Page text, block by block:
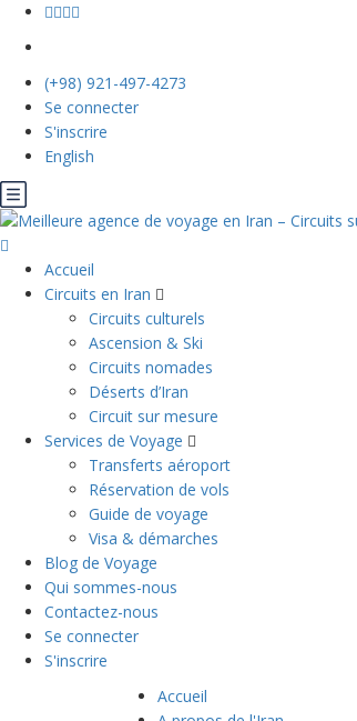
(+98) 921-497-4273
Se connecter
S'inscrire
English
Accueil
Circuits en Iran
Circuits culturels
Ascension & Ski
Circuits nomades
Déserts d’Iran
Circuit sur mesure
Services de Voyage
Transferts aéroport
Réservation de vols
Guide de voyage
Visa & démarches
Blog de Voyage
Qui sommes-nous
Contactez-nous
Se connecter
S'inscrire
Accueil